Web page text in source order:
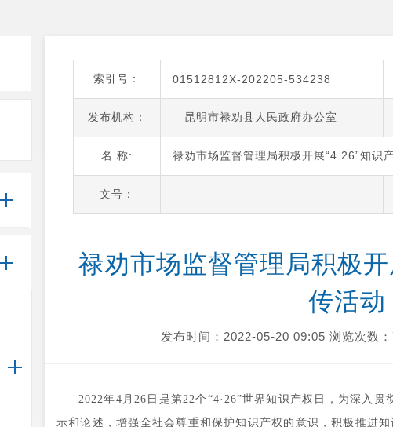
索引号： 01512812X-202205-534238
发布机构： 昆明市禄劝县人民政府办公室
名 称: 禄劝市场监督管理局积极开展“4.26”知识
文号：
禄劝市场监督管理局积极
传活动
发布时间：2022-05-20 09:05 浏览次数：
2022年4月26日是第22个“4·26”世界知识产权日，为深入
示和论述，增强全社会尊重和保护知识产权的意识，积极推进